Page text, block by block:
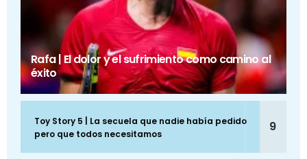
Rafa | El dolor y el sufrimiento como camino al
éxito
Toy Story 5 | La secuela que nadie había pedido
pero que todos necesitamos
9